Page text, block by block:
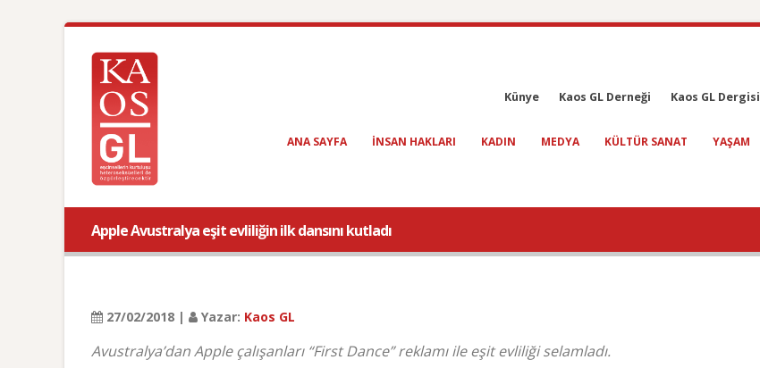
Künye Kaos GL Derneği Kaos GL Dergisi
ANA SAYFA INSAN HAKLARI KADIN MEDYA KÜLTÜR SANAT YAŞAM
Apple Avustralya eşit evliliğin ilk dansını kutladı
27/02/2018 | Yazar: Kaos GL
Avustralya’dan Apple çalışanları “First Dance” reklamı ile eşit evliliği selamladı.